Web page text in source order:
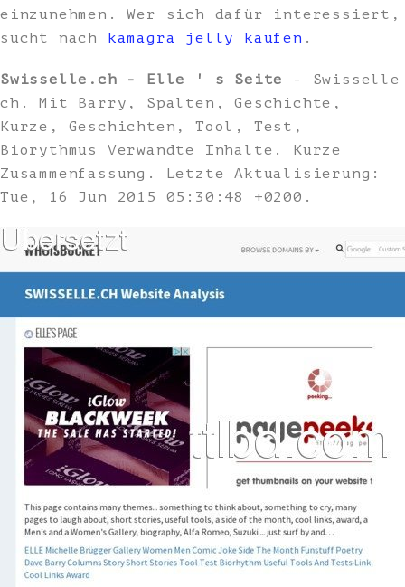
einzunehmen. Wer sich dafür interessiert,
sucht nach kamagra jelly kaufen .
Swisselle.ch - Elle ' s Seite
- Swisselle
ch. Mit Barry, Spalten, Geschichte,
Kurze, Geschichten, Tool, Test,
Biorythmus Verwandte Inhalte. Kurze
Zusammenfassung. Letzte Aktualisierung:
Tue, 16 Jun 2015 05:30:48 +0200.